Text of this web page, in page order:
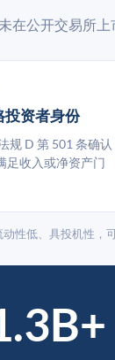
在公开交易所
投资者身份
规 D 第 501 条确认
足收入或净资产门
性低、具投机性，